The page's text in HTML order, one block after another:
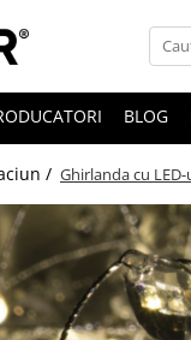
BLOG
/ Ghirlanda cu